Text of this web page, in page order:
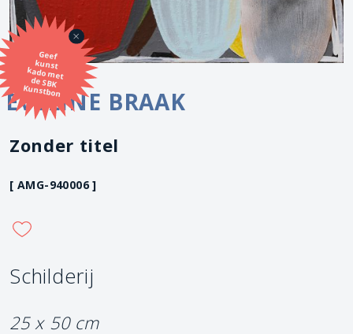
Geef
kunst
kado met
de SBK
Kunstbon
EVELINE BRAAK
Zonder titel
[ AMG-940006 ]
Schilderij
25 x 50 cm